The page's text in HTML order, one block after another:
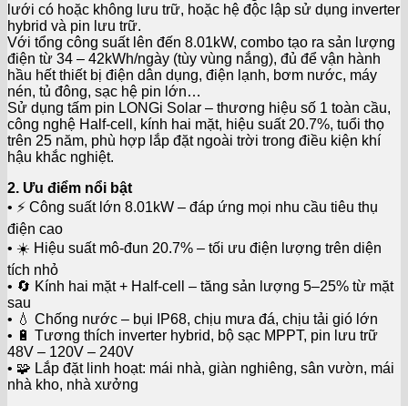
lưới có hoặc không lưu trữ, hoặc hệ độc lập sử dụng inverter
hybrid và pin lưu trữ.
Với tổng công suất lên đến 8.01kW, combo tạo ra sản lượng
điện từ 34 – 42kWh/ngày (tùy vùng nắng), đủ để vận hành
hầu hết thiết bị điện dân dụng, điện lạnh, bơm nước, máy
nén, tủ đông, sạc hệ pin lớn…
Sử dụng tấm pin LONGi Solar – thương hiệu số 1 toàn cầu,
công nghệ Half-cell, kính hai mặt, hiệu suất 20.7%, tuổi thọ
trên 25 năm, phù hợp lắp đặt ngoài trời trong điều kiện khí
hậu khắc nghiệt.
2. Ưu điểm nổi bật
• ⚡ Công suất lớn 8.01kW – đáp ứng mọi nhu cầu tiêu thụ
điện cao
• ☀️ Hiệu suất mô-đun 20.7% – tối ưu điện lượng trên diện
tích nhỏ
• 🔄 Kính hai mặt + Half-cell – tăng sản lượng 5–25% từ mặt
sau
• 💧 Chống nước – bụi IP68, chịu mưa đá, chịu tải gió lớn
• 🔋 Tương thích inverter hybrid, bộ sạc MPPT, pin lưu trữ
48V – 120V – 240V
• 🧩 Lắp đặt linh hoạt: mái nhà, giàn nghiêng, sân vườn, mái
nhà kho, nhà xưởng